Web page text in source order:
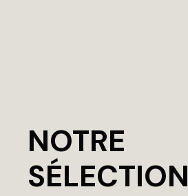
NOTRE
SÉLECTION